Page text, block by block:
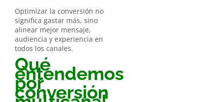
Optimizar la conversión no
significa gastar más, sino
alinear mejor mensaje,
audiencia y experiencia en
todos los canales.
Qué
entendemos
por
conversión